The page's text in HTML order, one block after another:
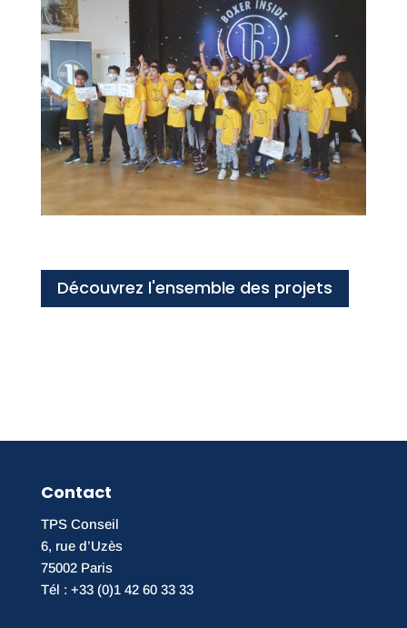
Découvrez l'ensemble des projets
Contact
TPS Conseil
6, rue d’Uzès
75002 Paris
Tél : +33 (0)1 42 60 33 33